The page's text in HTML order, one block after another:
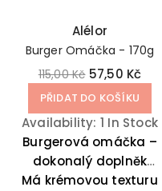
Alélor
Burger Omáčka - 170g
115,00 Kč 57,50 Kč
PŘIDAT DO KOŠÍKU
Availability: 1 In Stock
Burgerová omáčka –
dokonalý doplněk
nejen pro milovníky
Má krémovou texturu